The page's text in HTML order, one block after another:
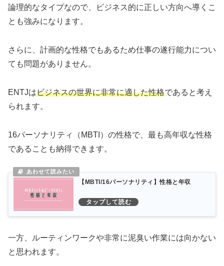
論理的なタイプなので、ビジネス的に正しい方向へ導くこ
とも強みになります。
さらに、計画的な性格でもあるため仕事の遂行能力につい
ても問題がありません。
ENTJはビジネスの世界に非常に適した性格であると考え
られます。
16パーソナリティ（MBTI）の性格で、最も高年収な性格
であることも納得できます。
【MBTI/16パーソナリティ】性格と年収
一方、ルーティンワークや非常に泥臭い作業には向かない
と思われます。